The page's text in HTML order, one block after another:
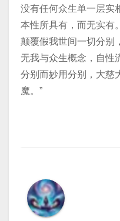
没有任何众生单一层实
本性所具有，而无实有
颠覆假我世间一切分别
无我与众生概念，自性
分别而妙用分别，大慈
魔。”